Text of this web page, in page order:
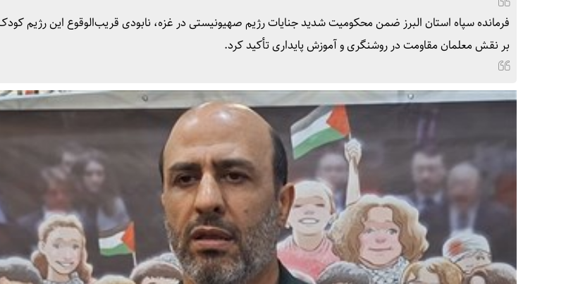
فرمانده سپاه استان البرز ضمن محکومیت شدید جنایات رژیم صهیونیستی در غزه، نابودی قریب‌الوقوع این رژیم
بر نقش معلمان مقاومت در روشنگری و آموزش پایداری تأکید کرد.